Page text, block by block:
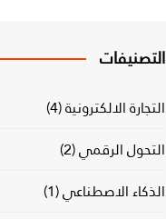
التصنيفات
التجارة الالكترونية(4)
التحول الرقمي(2)
الذكاء الاصطناعي(1)